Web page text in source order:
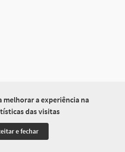
melhorar a experiência na
das visitas
e fechar